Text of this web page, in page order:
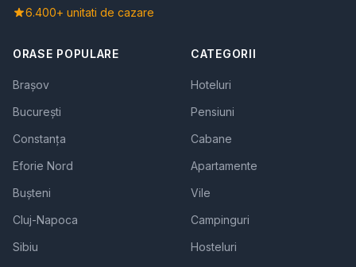
6.400+ unitati de cazare
ORASE POPULARE
Brașov
București
Constanța
Eforie Nord
Bușteni
Cluj-Napoca
Sibiu
CATEGORII
Hoteluri
Pensiuni
Cabane
Apartamente
Vile
Campinguri
Hosteluri